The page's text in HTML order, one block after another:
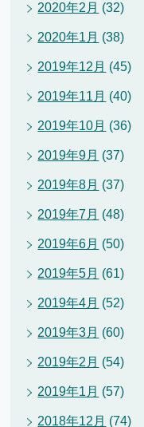
2020年2月 (32)
2020年1月 (38)
2019年12月 (45)
2019年11月 (40)
2019年10月 (36)
2019年9月 (37)
2019年8月 (37)
2019年7月 (48)
2019年6月 (50)
2019年5月 (61)
2019年4月 (52)
2019年3月 (60)
2019年2月 (54)
2019年1月 (57)
2018年12月 (74)